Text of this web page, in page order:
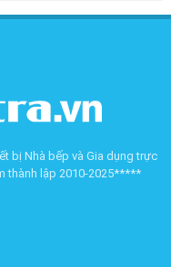
bị Nhà bếp và Gia dụng trực
thành lập 2010-2025*****